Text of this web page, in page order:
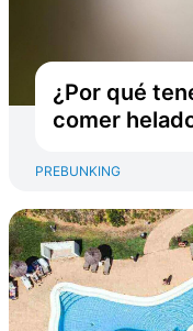
¿Por qué
comer
PREBUNKING